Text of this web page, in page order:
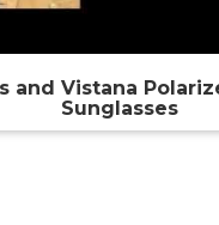
and Vistana
Sunglasses